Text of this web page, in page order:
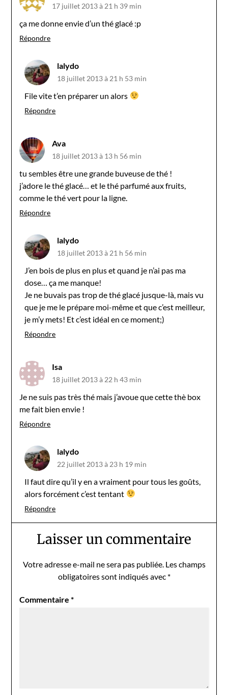
17 juillet 2013 à 21 h 39 min
ça me donne envie d’un thé glacé :p
Répondre
lalydo
18 juillet 2013 à 21 h 53 min
File vite t’en préparer un alors
Répondre
Ava
18 juillet 2013 à 13 h 56 min
tu sembles être une grande buveuse de thé !
j’adore le thé glacé… et le thé parfumé aux fruits,
comme le thé vert pour la ligne.
Répondre
lalydo
18 juillet 2013 à 21 h 56 min
J’en bois de plus en plus et quand je n’ai pas ma
dose… ça me manque!
Je ne buvais pas trop de thé glacé jusque-là, mais vu
que je me le prépare moi-même et que c’est meilleur,
je m’y mets! Et c’est idéal en ce moment;)
Répondre
Isa
18 juillet 2013 à 22 h 43 min
Je ne suis pas très thé mais j’avoue que cette thè box
me fait bien envie !
Répondre
lalydo
22 juillet 2013 à 23 h 19 min
Il faut dire qu’il y en a vraiment pour tous les goûts,
alors forcément c’est tentant
Répondre
Laisser un commentaire
Votre adresse e-mail ne sera pas publiée. Les champs
obligatoires sont indiqués avec *
Commentaire*